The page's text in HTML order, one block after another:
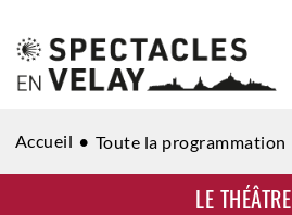
LE THÉÂTRE
Accueil Toute la programmation